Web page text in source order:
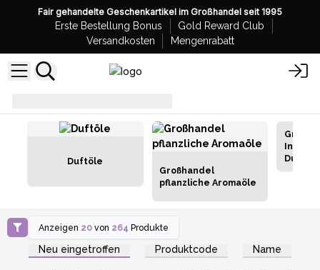
Fair gehandelte Geschenkartikel im Großhandel seit 1995
Erste Bestellung Bonus
Gold Reward Club
Versandkosten
Mengenrabatt
Duftöle
Großhandel
pflanzliche Aromaöle
Duftöl
Anzeigen 20 von 264 Produkte
Neu eingetroffen Produktcode Name
Anmelden oder
Registrieren für
Großhandelspreise
Registrieren für
Großhandelspreise